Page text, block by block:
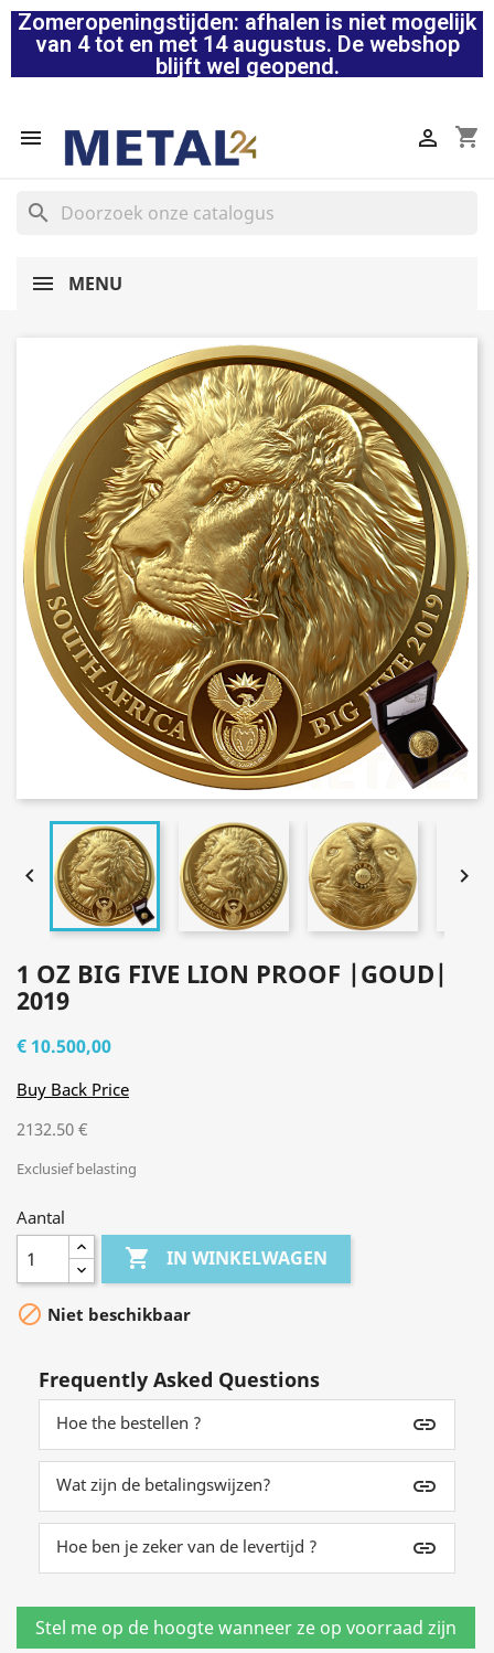
Zomeropeningstijden: afhalen is niet mogelijk
van 4 tot en met 14 augustus. De webshop
blijft wel geopend.
 shopping_cart

search
MENU
 
1 OZ BIG FIVE LION PROOF |GOUD|
2019
€ 10.500,00
Buy Back Price
2132.50 €
Exclusief belasting
Aantal
 IN WINKELWAGEN
 Niet beschikbaar
Frequently Asked Questions
Hoe the bestellen ? insert_link
Wat zijn de betalingswijzen? insert_link
Hoe ben je zeker van de levertijd ? insert_link